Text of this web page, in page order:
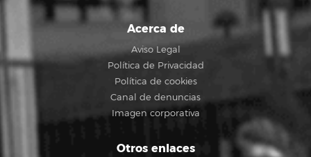
Acerca de
Aviso Legal
Política de Privacidad
Política de cookies
Canal de denuncias
Imagen corporativa
Otros enlaces